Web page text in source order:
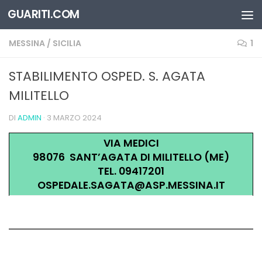
Salta al contenuto
GUARITI.COM
MESSINA / SICILIA 1
STABILIMENTO OSPED. S. AGATA
MILITELLO
DI ADMIN · 3 MARZO 2024
VIA MEDICI
98076 SANT’AGATA DI MILITELLO (ME)
TEL. 09417201
OSPEDALE.SAGATA@ASP.MESSINA.IT